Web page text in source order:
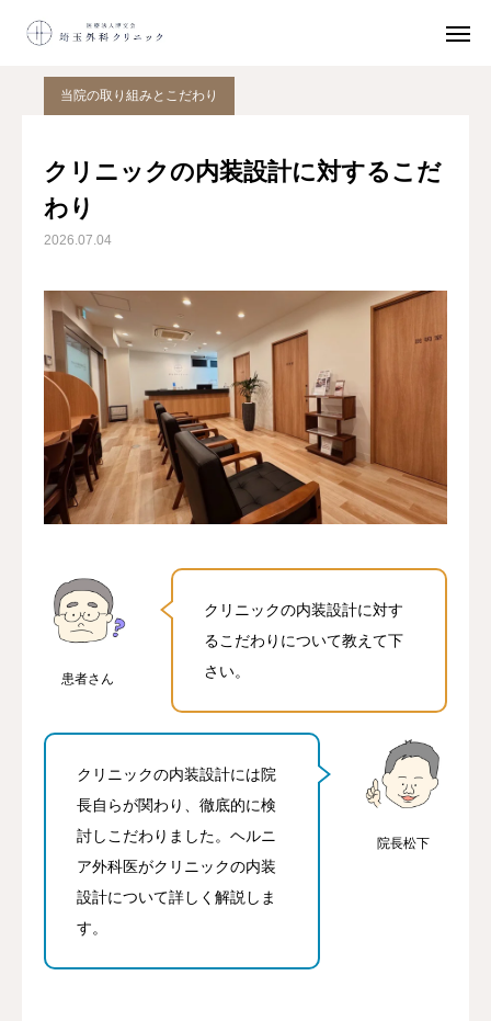
院長コラム クリニックの内装設計に対するこだわり
当院の取り組みとこだわり
クリニックの内装設計に対するこだ
わり
2026.07.04
患者さん
クリニックの内装設計に対す
るこだわりについて教えて下
さい。
院長松下
クリニックの内装設計には院
長自らが関わり、徹底的に検
討しこだわりました。ヘルニ
ア外科医がクリニックの内装
設計について詳しく解説しま
す。
鼠径ヘルニアとは
日帰り手術
選ばれる理由
初診の方へ
当院について
ネット予約